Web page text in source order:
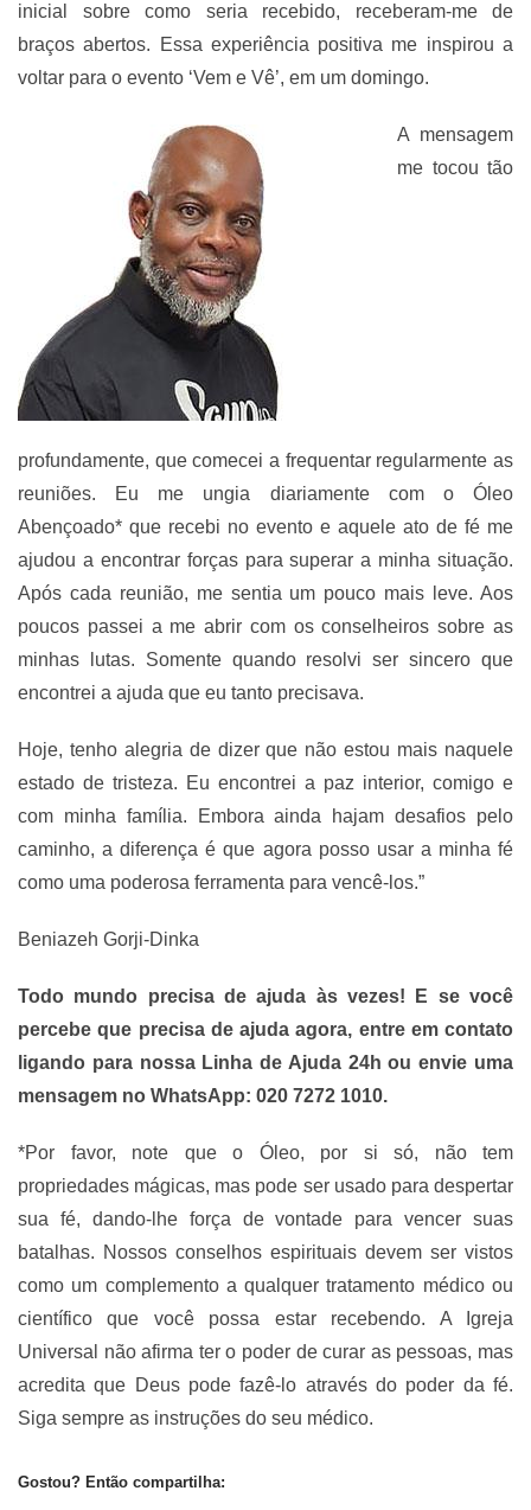
inicial sobre como seria recebido, receberam-me de
braços abertos. Essa experiência positiva me inspirou a
voltar para o evento ‘Vem e Vê’, em um domingo.
A mensagem
me tocou tão
profundamente, que comecei a frequentar regularmente as
reuniões. Eu me ungia diariamente com o Óleo
Abençoado* que recebi no evento e aquele ato de fé me
ajudou a encontrar forças para superar a minha situação.
Após cada reunião, me sentia um pouco mais leve. Aos
poucos passei a me abrir com os conselheiros sobre as
minhas lutas. Somente quando resolvi ser sincero que
encontrei a ajuda que eu tanto precisava.
Hoje, tenho alegria de dizer que não estou mais naquele
estado de tristeza. Eu encontrei a paz interior, comigo e
com minha família. Embora ainda hajam desafios pelo
caminho, a diferença é que agora posso usar a minha fé
como uma poderosa ferramenta para vencê-los.”
Beniazeh Gorji-Dinka
Todo mundo precisa de ajuda às vezes! E se você
percebe que precisa de ajuda agora, entre em contato
ligando para nossa Linha de Ajuda 24h ou envie uma
mensagem no WhatsApp: 020 7272 1010.
*Por favor, note que o Óleo, por si só, não tem
propriedades mágicas, mas pode ser usado para despertar
sua fé, dando-lhe força de vontade para vencer suas
batalhas. Nossos conselhos espirituais devem ser vistos
como um complemento a qualquer tratamento médico ou
científico que você possa estar recebendo. A Igreja
Universal não afirma ter o poder de curar as pessoas, mas
acredita que Deus pode fazê-lo através do poder da fé.
Siga sempre as instruções do seu médico.
Gostou? Então compartilha: